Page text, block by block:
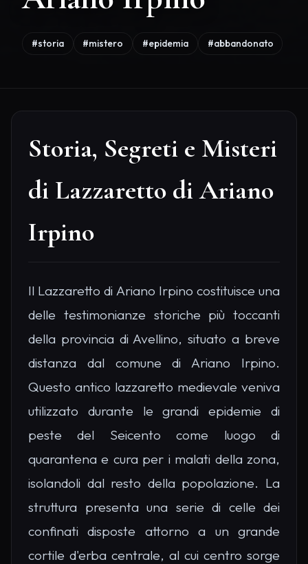
#storia #mistero #epidemia #abbandonato
Storia, Segreti e Misteri
di Lazzaretto di Ariano
Irpino
Il Lazzaretto di Ariano Irpino costituisce una
delle testimonianze storiche più toccanti
della provincia di Avellino, situato a breve
distanza dal comune di Ariano Irpino.
Questo antico lazzaretto medievale veniva
utilizzato durante le grandi epidemie di
peste del Seicento come luogo di
quarantena e cura per i malati della zona,
isolandoli dal resto della popolazione. La
struttura presenta una serie di celle dei
confinati disposte attorno a un grande
cortile d'erba centrale, al cui centro sorge